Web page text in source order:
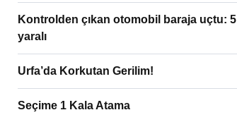
Kontrolden çıkan otomobil baraja uçtu: 5
yaralı
Urfa’da Korkutan Gerilim!
Seçime 1 Kala Atama